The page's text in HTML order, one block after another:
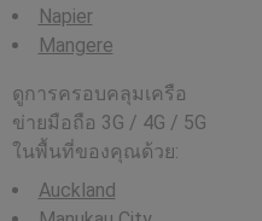
Napier
Mangere
ดูการครอบคลุมเครือ
ข่ายมือถือ 3G / 4G / 5G
ในพื้นที่ของคุณด้วย:
Auckland